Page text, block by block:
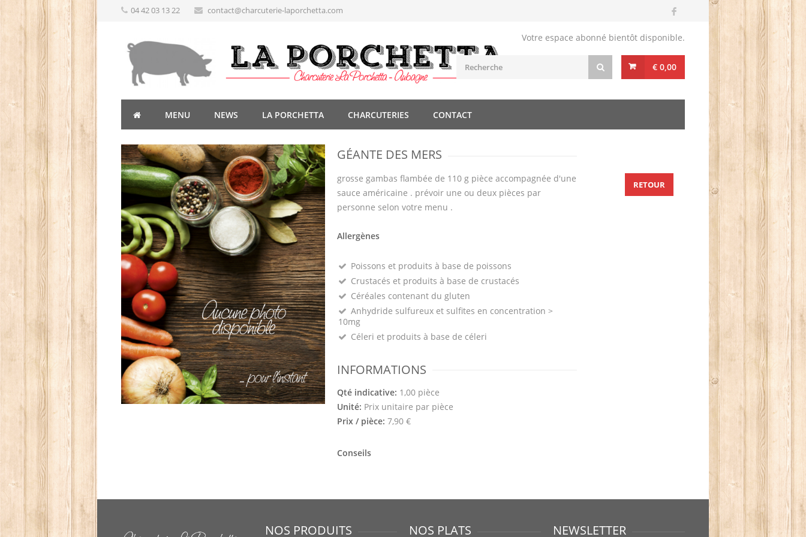
04 42 03 13 22 contact@charcuterie-laporchetta.com
Votre espace abonné bientôt disponible.
€ 0,00
MENU NEWS LA PORCHETTA CHARCUTERIES CONTACT
GÉANTE DES MERS
grosse gambas flambée de 110 g pièce accompagnée d'une
sauce américaine . prévoir une ou deux pièces par
personne selon votre menu .
Allergènes
Poissons et produits à base de poissons
Crustacés et produits à base de crustacés
Céréales contenant du gluten
Anhydride sulfureux et sulfites en concentration >
10mg
Céleri et produits à base de céleri
INFORMATIONS
Qté indicative: 1,00 pièce
Unité: Prix unitaire par pièce
Prix / pièce: 7,90 €
Conseils
RETOUR
NOS PRODUITS NOS PLATS NEWSLETTER